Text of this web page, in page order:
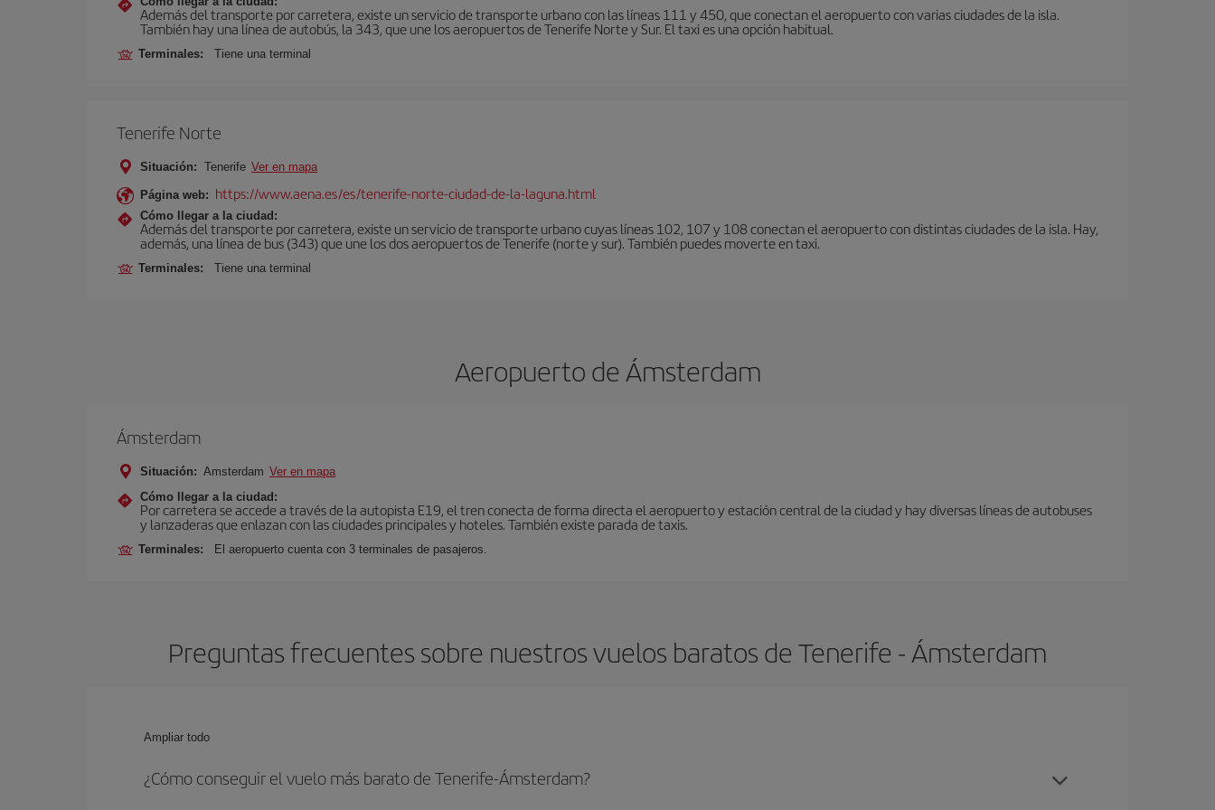
Además del transporte por carretera, existe un servicio de transporte urbano con las líneas 111 y 450, que conectan el aeropuerto con varias ciudades de la isla.
También hay una línea de autobús, la 343, que une los aeropuertos de Tenerife Norte y Sur. El taxi es una opción habitual.
Terminales: Tiene una terminal
Tenerife Norte
Situación: Tenerife Ver en mapa
Página web: https://www.aena.es/es/tenerife-norte-ciudad-de-la-laguna.html
Cómo llegar a la ciudad:
Además del transporte por carretera, existe un servicio de transporte urbano cuyas líneas 102, 107 y 108 conectan el aeropuerto con distintas ciudades de la isla. Hay,
además, una línea de bus (343) que une los dos aeropuertos de Tenerife (norte y sur). También puedes moverte en taxi.
Terminales: Tiene una terminal
Aeropuerto de Ámsterdam
Ámsterdam
Situación: Amsterdam Ver en mapa
Cómo llegar a la ciudad:
Por carretera se accede a través de la autopista E19, el tren conecta de forma directa el aeropuerto y estación central de la ciudad y hay diversas líneas de autobuses
y lanzaderas que enlazan con las ciudades principales y hoteles. También existe parada de taxis.
Terminales: El aeropuerto cuenta con 3 terminales de pasajeros.
Preguntas frecuentes sobre nuestros vuelos baratos de Tenerife - Ámsterdam
Ampliar todo
¿Cómo conseguir el vuelo más barato de Tenerife-Ámsterdam?